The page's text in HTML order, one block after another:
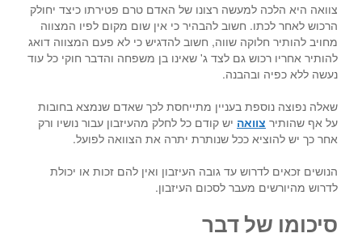
צוואה היא הלכה למעשה רצונו של האדם טרם פטירתו כיצד יחולק
הרכוש לאחר לכתו. חשוב להבהיר כי אין שום מקום לפיו המצווה
מחויב להותיר חלוקה שווה, חשוב להדגיש כי לא פעם המצווה דואג
להותיר אחריו רכוש גם לצד ג' שאינו בן משפחה והדבר חוקי כל עוד
נעשה ללא כפיה ובהבנה.
שאלה נפוצה נוספת בעניין מתייחסת לכך שאדם שנמצא בחובות
על אף שהותיר צוואה יש קודם כל לחלק מהעיזבון עבור נושיו ורק
אחר כך יש להוציא ככל שנותרת יתרה את הצוואה לפועל.
הנושים זכאים לדרוש עד גובה העיזבון ואין להם זכות או יכולת
לדרוש מהיורשים מעבר לסכום העיזבון.
סיכומו של דבר